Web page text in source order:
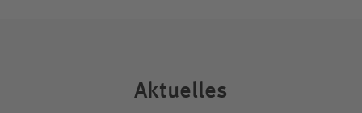
Aktuelles